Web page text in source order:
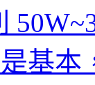
基本